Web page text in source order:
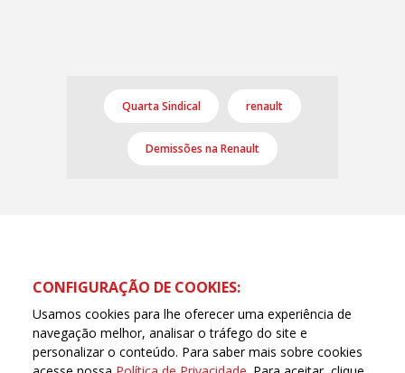
Quarta Sindical renault
Demissões na Renault
CONFIGURAÇÃO DE COOKIES:
Usamos cookies para lhe oferecer uma experiência de
navegação melhor, analisar o tráfego do site e
personalizar o conteúdo. Para saber mais sobre cookies